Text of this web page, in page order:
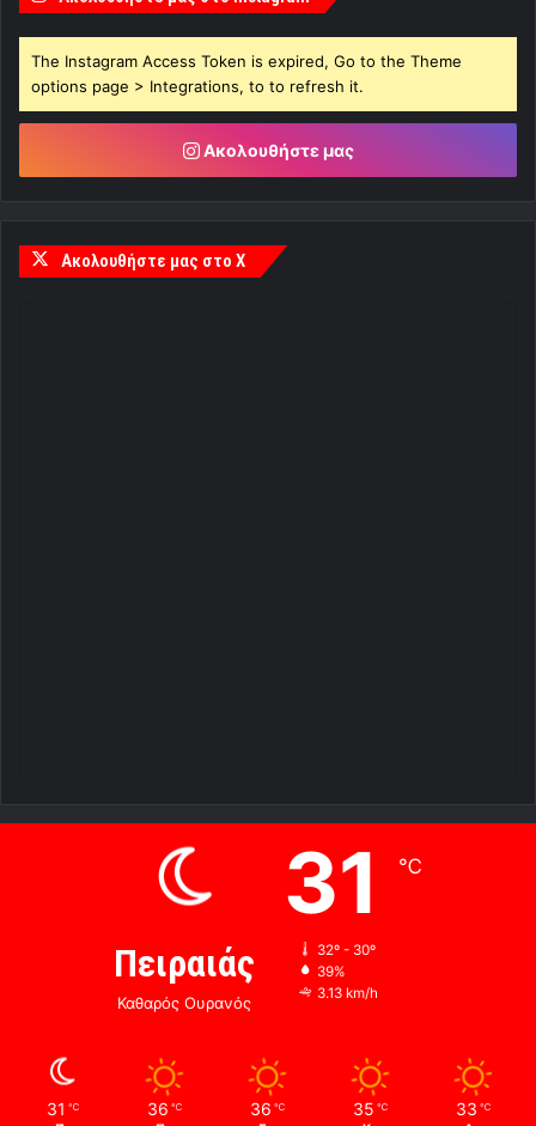
The Instagram Access Token is expired, Go to the Theme
options page > Integrations, to to refresh it.
Ακολουθήστε μας
Ακολουθήστε μας στο X
Πειραιάς
Καθαρός Ουρανός
31 ℃
32º - 30º
39%
3.13 km/h
31 ℃ 36 ℃ 36 ℃ 35 ℃ 33 ℃